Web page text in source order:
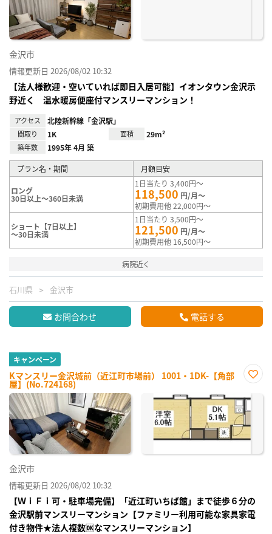
金沢市
情報更新日 2026/08/02 10:32
【法人様歓迎・空いていれば即日入居可能】イオンタウン金沢示
野近く 温水暖房便座付マンスリーマンション！
アクセス 北陸新幹線「金沢駅」
間取り 1K 面積 29m²
築年数 1995年 4月 築
プラン名・期間 月額目安
ロング
30日以上～360日未満
1日当たり 3,400円～
118,500 円/月～
初期費用他 22,000円～
ショート【7日以上】
～30日未満
1日当たり 3,500円～
121,500 円/月～
初期費用他 16,500円～
病院近く
石川県 金沢市
お問合わせ 電話する
キャンペーン
Kマンスリー金沢城前（近江町市場前） 1001・1DK-【角部
屋】(No.724168)
に入
り登
録
金沢市
情報更新日 2026/08/02 10:32
【ＷｉＦｉ可・駐車場完備】「近江町いちば館」まで徒歩６分の
金沢駅前マンスリーマンション【ファミリー利用可能な家具家電
付き物件★法人複数🆗なマンスリーマンション】